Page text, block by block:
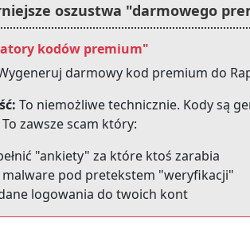
oszustwa "darmowego
kodów premium"
darmowy kod premium do
To niemożliwe technicznie. Kody są
zawsze scam który:
"ankiety" za które ktoś zarabia
pod pretekstem "weryfikacji"
logowania do twoich kont